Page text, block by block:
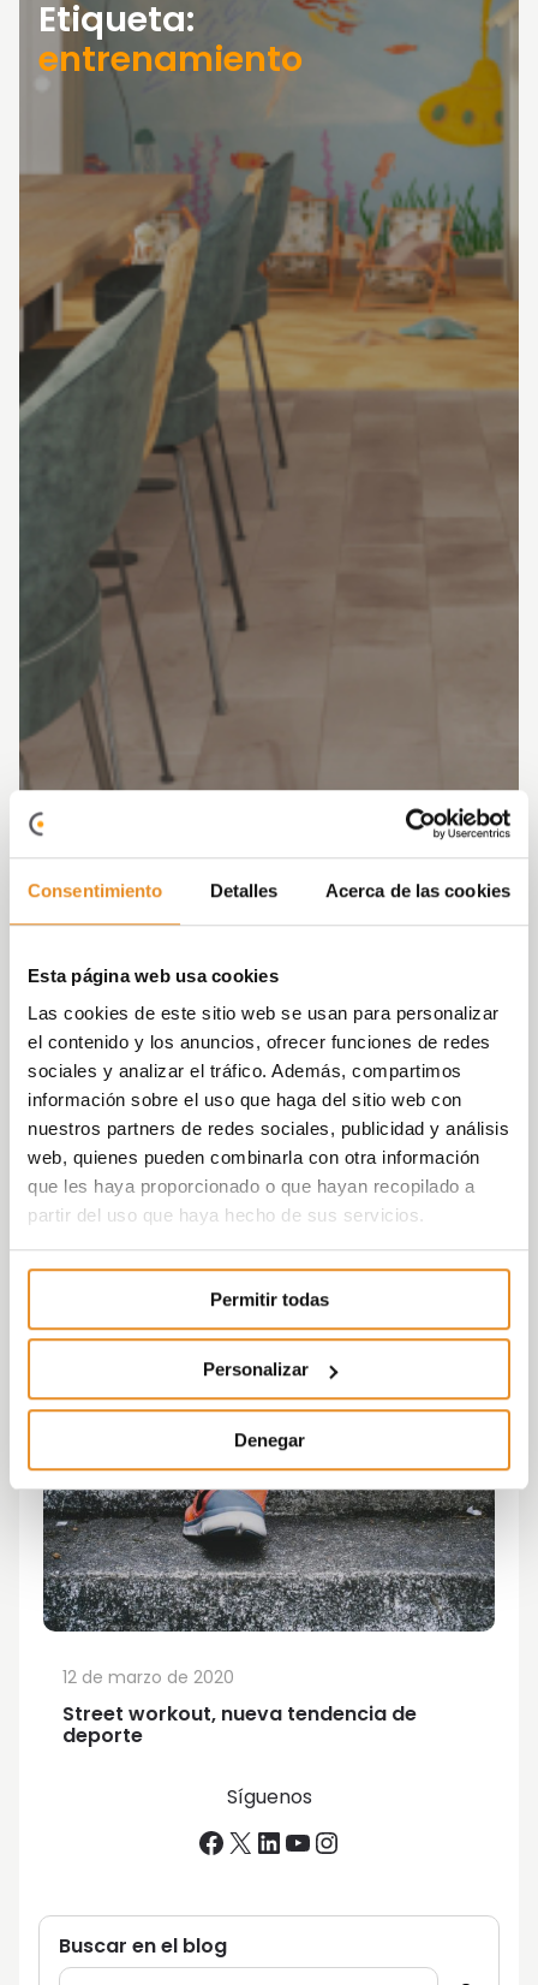
Consentimiento Detalles Acerca de las cookies
Esta página web usa cookies
Las cookies de este sitio web se usan para personalizar
el contenido y los anuncios, ofrecer funciones de redes
sociales y analizar el tráfico. Además, compartimos
información sobre el uso que haga del sitio web con
nuestros partners de redes sociales, publicidad y análisis
web, quienes pueden combinarla con otra información
que les haya proporcionado o que hayan recopilado a
partir del uso que haya hecho de sus servicios.
Permitir todas
Personalizar
Denegar
Etiqueta:
entrenamiento
Street workout, nueva tendencia de
deporte
12 de marzo de 2020
Síguenos
Facebook
X LinkedIn
YouTube
Instagram
Buscar en el blog